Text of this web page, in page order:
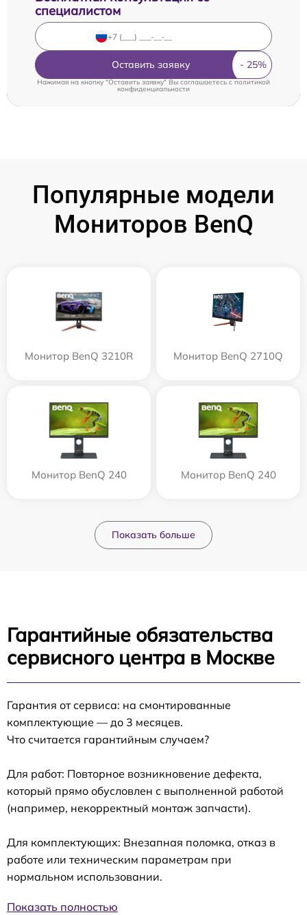
специалистом
Оставить заявку
Нажимая на кнопку "Оставить заявку" Вы соглашаетесь c политикой
конфиденциальности
Популярные модели
Мониторов BenQ
Монитор BenQ 3210R Монитор BenQ 2710Q
Монитор BenQ 240 Монитор BenQ 240
Показать больше
Гарантийные обязательства
сервисного центра в Москве
Гарантия от сервиса: на смонтированные
комплектующие — до 3 месяцев.
Что считается гарантийным случаем?
Для работ: Повторное возникновение дефекта,
который прямо обусловлен с выполненной работой
(например, некорректный монтаж запчасти).
Для комплектующих: Внезапная поломка, отказ в
работе или техническим параметрам при
нормальном использовании.
Показать полностью